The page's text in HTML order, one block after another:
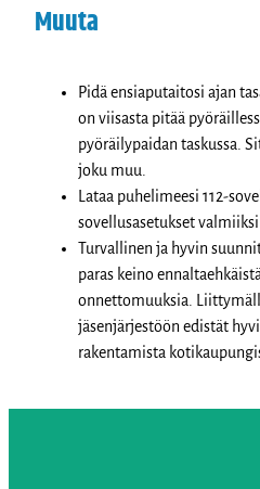
Muuta
Pidä ensiaputaitosi ajan
on viisasta pitää
pyöräilypaidan taskussa.
joku muu.
Lataa puhelimeesi 112-
sovellusasetukset
Turvallinen ja hyvin
paras keino
onnettomuuksia.
jäsenjärjestöön edistät
rakentamista